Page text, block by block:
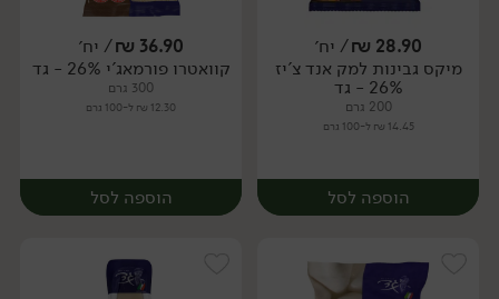
יח׳ יח׳
28.90
₪/ יח׳
מיקס גבינות למק אנד צ'יז
26% - גד
200 גרם
14.45 ₪ ל-100 גרם
הוספה לסל
36.90
₪/ יח׳
קוואטרו פורמאג'י 26% - גד
300 גרם
12.30 ₪ ל-100 גרם
הוספה לסל